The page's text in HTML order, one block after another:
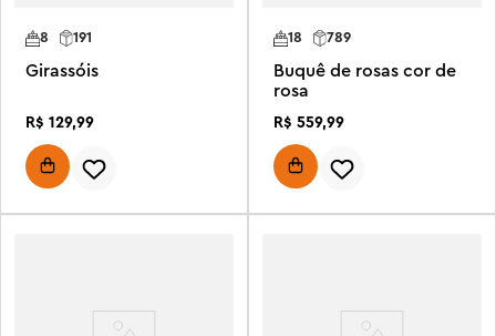
8 191
Girassóis
R$ 129,99
789
18
Buquê de rosas cor de
rosa
R$ 559,99